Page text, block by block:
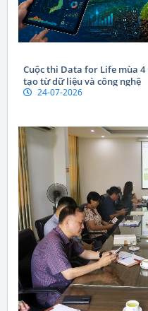
Cuộc thi Data for Life mùa 4
tạo từ dữ liệu và công nghệ
24-07-2026